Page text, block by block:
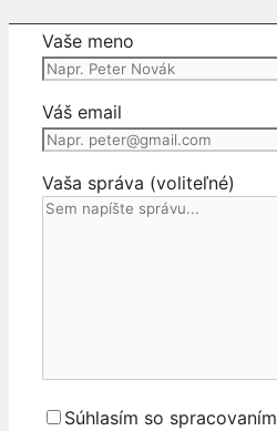
Vaše meno
Váš email
Vaša správa (voliteľné)
Súhlasím so spracovaním